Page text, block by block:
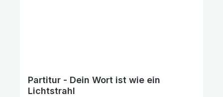
Partitur - Dein Wort ist wie ein
Lichtstrahl